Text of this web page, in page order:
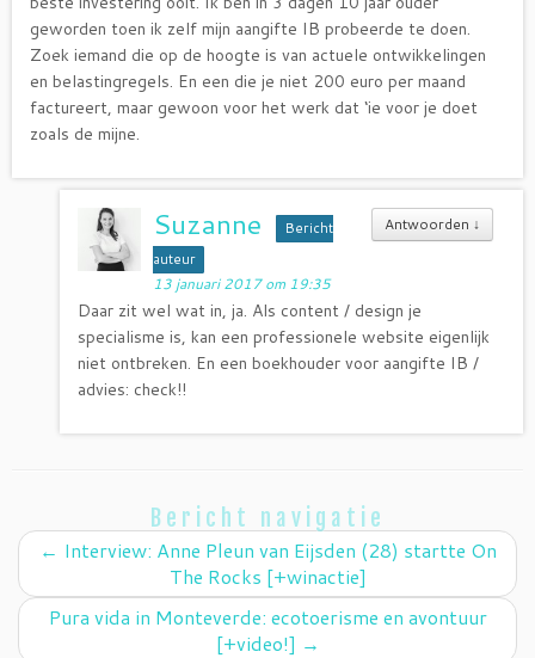
geworden toen ik zelf mijn aangifte IB probeerde te doen.
Zoek iemand die op de hoogte is van actuele ontwikkelingen
en belastingregels. En een die je niet 200 euro per maand
factureert, maar gewoon voor het werk dat ‘ie voor je doet
zoals de mijne.
Antwoorden ↓
Suzanne
Bericht
auteur
13 januari 2017 om 19:35
Daar zit wel wat in, ja. Als content / design je
specialisme is, kan een professionele website eigenlijk
niet ontbreken. En een boekhouder voor aangifte IB /
advies: check!!
Bericht navigatie
← Interview: Anne Pleun van Eijsden (28) startte On
The Rocks [+winactie]
Pura vida in Monteverde: ecotoerisme en avontuur
[+video!] →